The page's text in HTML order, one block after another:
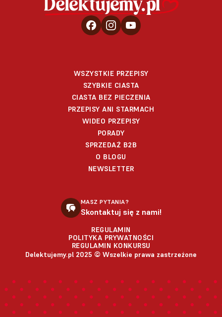
WSZYSTKIE PRZEPISY
SZYBKIE CIASTA
CIASTA BEZ PIECZENIA
PRZEPISY ANI STARMACH
WIDEO PRZEPISY
PORADY
SPRZEDAŻ B2B
O BLOGU
NEWSLETTER
MASZ PYTANIA?
Skontaktuj się z nami!
REGULAMIN
POLITYKA PRYWATNOŚCI
REGULAMIN KONKURSU
Delektujemy.pl 2025 © Wszelkie prawa zastrzeżone